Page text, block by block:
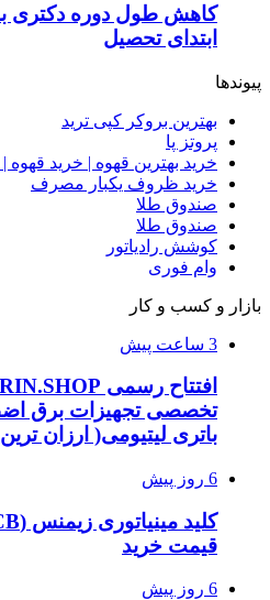
کاهش طول دوره دکتری با
ابتدای تحصیل
پیوندها
بهترین بروکر کپی ترید
پروتز پا
خرید بهترین قهوه | خرید قهوه
خرید ظروف یکبار مصرف
صندوق طلا
صندوق طلا
کوشش رادیاتور
وام فوری
بازار و کسب و کار
3 ساعت پیش
تخصصی تجهیزات برق
باتری لیتیومی( ارزان
6 روز پیش
قیمت خرید
6 روز پیش